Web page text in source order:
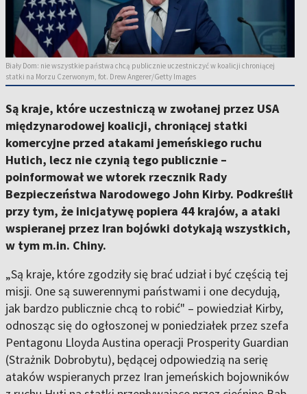
Biały Dom: nie wszystkie państwa chcą publicznie uczestniczyć w koalicji chroniącej
statki na Morzu Czerwonym, fot. Drew Angerer/Getty Images
Są kraje, które uczestniczą w zwołanej przez USA
międzynarodowej koalicji, chroniącej statki
komercyjne przed atakami jemeńskiego ruchu
Hutich, lecz nie czynią tego publicznie –
poinformował we wtorek rzecznik Rady
Bezpieczeństwa Narodowego John Kirby. Podkreślił
przy tym, że inicjatywę popiera 44 krajów, a ataki
wspieranej przez Iran bojówki dotykają wszystkich,
w tym m.in. Chiny.
„Są kraje, które zgodziły się brać udział i być częścią tej
misji. One są suwerennymi państwami i one decydują,
jak bardzo publicznie chcą to robić" – powiedział Kirby,
odnosząc się do ogłoszonej w poniedziałek przez szefa
Pentagonu Lloyda Austina operacji Prosperity Guardian
(Strażnik Dobrobytu), będącej odpowiedzią na serię
ataków wspieranych przez Iran jemeńskich bojowników